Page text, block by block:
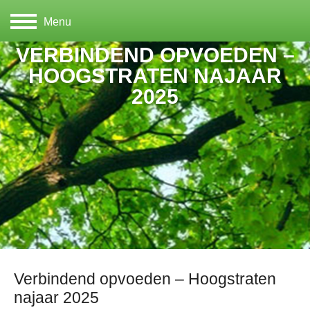
Menu
VERBINDEND OPVOEDEN –
HOOGSTRATEN NAJAAR
2025
Verbindend opvoeden – Hoogstraten
najaar 2025